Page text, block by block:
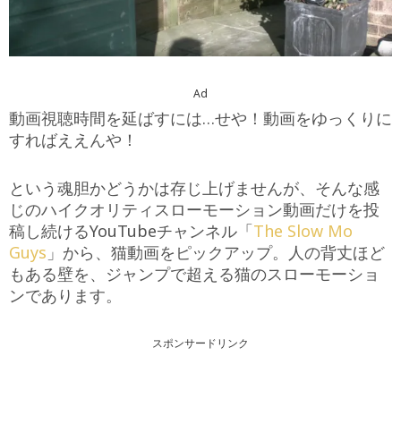
Ad
動画視聴時間を延ばすには…せや！動画をゆっくりに
すればええんや！
という魂胆かどうかは存じ上げませんが、そんな感
じのハイクオリティスローモーション動画だけを投
稿し続けるYouTubeチャンネル「The Slow Mo
Guys 」から、猫動画をピックアップ。人の背丈ほど
もある壁を、ジャンプで超える猫のスローモーショ
ンであります。
スポンサードリンク